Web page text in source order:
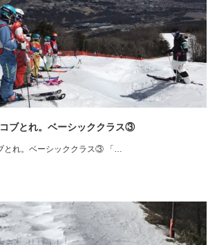
ブとれ。ベーシッククラス③
れ。ベーシッククラス③ 「…